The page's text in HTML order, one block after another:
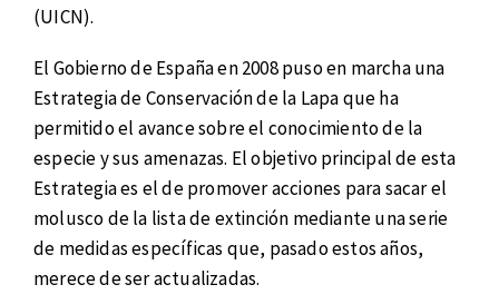
(UICN).
El Gobierno de España en 2008 puso en marcha una
Estrategia de Conservación de la Lapa que ha
permitido el avance sobre el conocimiento de la
especie y sus amenazas. El objetivo principal de esta
Estrategia es el de promover acciones para sacar el
molusco de la lista de extinción mediante una serie
de medidas específicas que, pasado estos años,
merece de ser actualizadas.